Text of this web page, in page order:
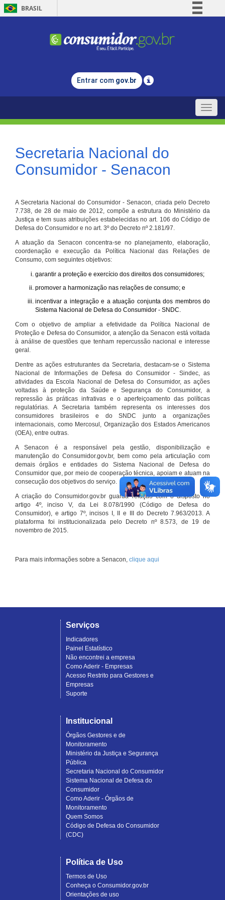
BRASIL
Comunica BR
Legislação
Entrar com gov.br
Toggle
Secretaria Nacional do
Consumidor - Senacon
A Secretaria Nacional do Consumidor - Senacon, criada pelo Decreto
7.738, de 28 de maio de 2012, compõe a estrutura do Ministério da
Justiça e tem suas atribuições estabelecidas no art. 106 do Código de
Defesa do Consumidor e no art. 3º do Decreto nº 2.181/97.
A atuação da Senacon concentra-se no planejamento, elaboração,
coordenação e execução da Política Nacional das Relações de
Consumo, com seguintes objetivos:
garantir a proteção e exercício dos direitos dos consumidores;
promover a harmonização nas relações de consumo; e
incentivar a integração e a atuação conjunta dos membros do
Sistema Nacional de Defesa do Consumidor - SNDC.
Com o objetivo de ampliar a efetividade da Política Nacional de
Proteção e Defesa do Consumidor, a atenção da Senacon está voltada
à análise de questões que tenham repercussão nacional e interesse
geral.
Dentre as ações estruturantes da Secretaria, destacam-se o Sistema
Nacional de Informações de Defesa do Consumidor - Sindec, as
atividades da Escola Nacional de Defesa do Consumidor, as ações
voltadas à proteção da Saúde e Segurança do Consumidor, a
repressão às práticas infrativas e o aperfeiçoamento das políticas
regulatórias. A Secretaria também representa os interesses dos
consumidores brasileiros e do SNDC junto a organizações
internacionais, como Mercosul, Organização dos Estados Americanos
(OEA), entre outras.
A Senacon é a responsável pela gestão, disponibilização e
manutenção do Consumidor.gov.br, bem como pela articulação com
demais órgãos e entidades do Sistema Nacional de Defesa do
Consumidor que, por meio de cooperação técnica, apoiam e atuam na
consecução dos objetivos do serviço.
A criação do Consumidor.gov.br guarda relação com o disposto no
artigo 4º, inciso V, da Lei 8.078/1990 (Código de Defesa do
Consumidor), e artigo 7º, incisos I, II e III do Decreto 7.963/2013. A
plataforma foi institucionalizada pelo Decreto nº 8.573, de 19 de
novembro de 2015.
Para mais informações sobre a Senacon, clique aqui
Serviços
Indicadores
Painel Estatístico
Não encontrei a empresa
Como Aderir - Empresas
Acesso Restrito para Gestores e
Empresas
Suporte
Institucional
Órgãos Gestores e de
Monitoramento
Ministério da Justiça e Segurança
Pública
Secretaria Nacional do Consumidor
Sistema Nacional de Defesa do
Consumidor
Como Aderir - Órgãos de
Monitoramento
Quem Somos
Código de Defesa do Consumidor
(CDC)
Política de Uso
Termos de Uso
Conheça o Consumidor.gov.br
Orientações de uso